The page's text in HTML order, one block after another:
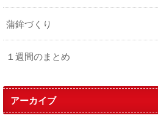
蒲鉾づくり
１週間のまとめ
アーカイブ